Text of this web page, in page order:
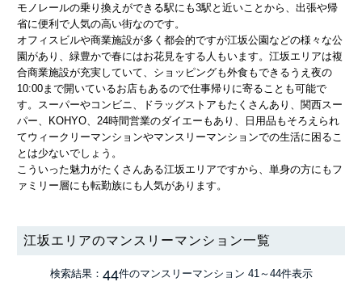
モノレールの乗り換えができる駅にも3駅と近いことから、出張や帰
省に便利で人気の高い街なのです。
オフィスビルや商業施設が多く都会的ですが江坂公園などの様々な公
園があり、緑豊かで春にはお花見をする人もいます。江坂エリアは複
合商業施設が充実していて、ショッピングも外食もできるうえ夜の
10:00まで開いているお店もあるので仕事帰りに寄ることも可能で
す。スーパーやコンビニ、ドラッグストアもたくさんあり、関西スー
パー、KOHYO、24時間営業のダイエーもあり、日用品もそろえられ
てウィークリーマンションやマンスリーマンションでの生活に困るこ
とは少ないでしょう。
こういった魅力がたくさんある江坂エリアですから、単身の方にもフ
ァミリー層にも転勤族にも人気があります。
江坂エリアのマンスリーマンション一覧
検索結果： 44件のマンスリーマンション 41～44件表示